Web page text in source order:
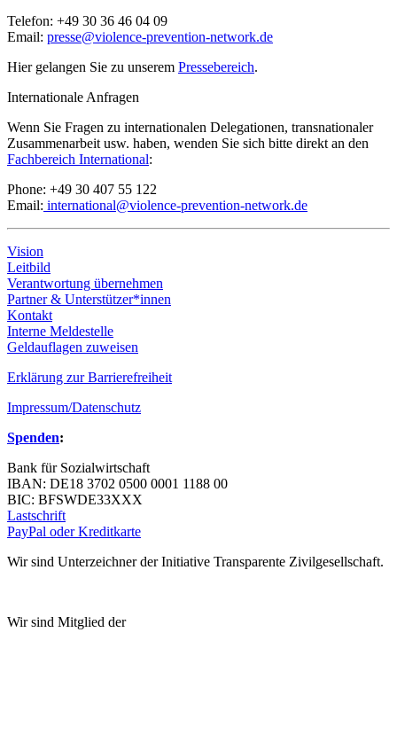
Telefon: +49 30 36 46 04 09
Email: presse@violence-prevention-network.de
Hier gelangen Sie zu unserem Pressebereich.
Internationale Anfragen
Wenn Sie Fragen zu internationalen Delegationen, transnationaler
Zusammenarbeit usw. haben, wenden Sie sich bitte direkt an den
Fachbereich International:
Phone: +49 30 407 55 122
Email: international@violence-prevention-network.de
Vision
Leitbild
Verantwortung übernehmen
Partner & Unterstützer*innen
Kontakt
Interne Meldestelle
Geldauflagen zuweisen
Erklärung zur Barrierefreiheit
Impressum/Datenschutz
Spenden:
Bank für Sozialwirtschaft
IBAN: DE18 3702 0500 0001 1188 00
BIC: BFSWDE33XXX
Lastschrift
PayPal oder Kreditkarte
Wir sind Unterzeichner der Initiative Transparente Zivilgesellschaft.
Wir sind Mitglied der